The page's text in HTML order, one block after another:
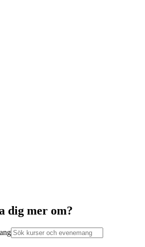
dig mer om?